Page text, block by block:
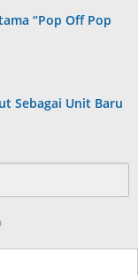
“Pop Off Pop
Sebagai Unit Baru